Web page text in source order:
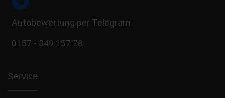
Autobewertung per Telegram
0157 - 849 157 78
Service